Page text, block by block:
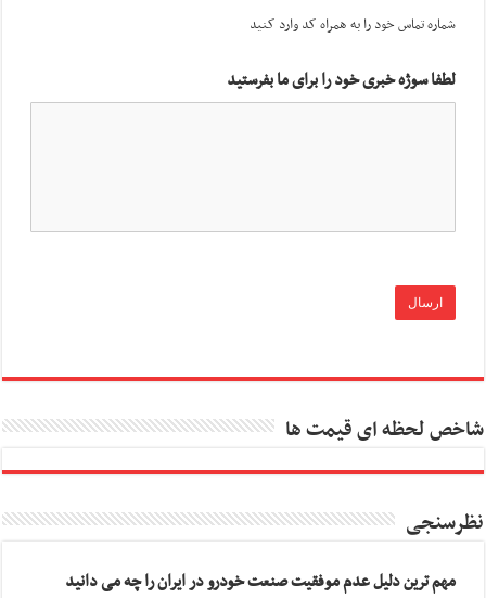
شماره تماس خود را به همراه کد وارد کنید
لطفا سوژه خبری خود را برای ما بفرستید
شاخص لحظه ای قیمت ها
نظرسنجی
مهم ترین دلیل عدم موفقیت صنعت خودرو در ایران را چه می دانید